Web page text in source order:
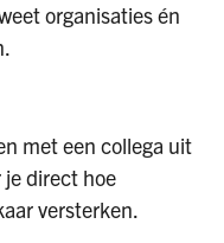
organisaties én
met een collega uit
je direct hoe
versterken.